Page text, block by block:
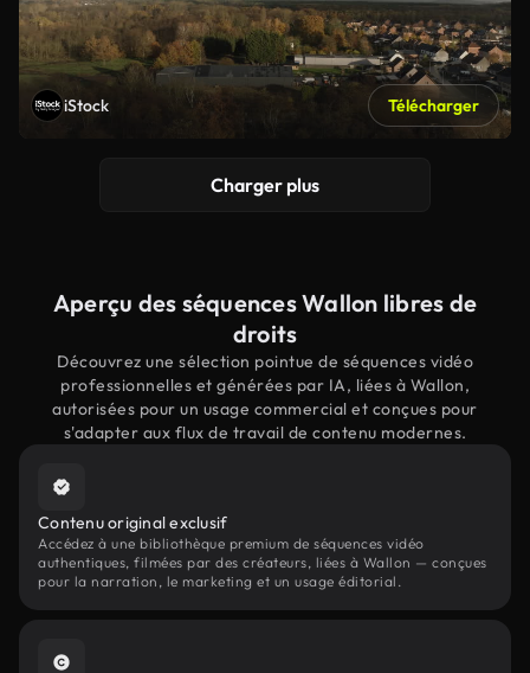
iStock Télécharger
Charger plus
Aperçu des séquences Wallon libres de
droits
Découvrez une sélection pointue de séquences vidéo
professionnelles et générées par IA, liées à Wallon,
autorisées pour un usage commercial et conçues pour
s'adapter aux flux de travail de contenu modernes.
Contenu original exclusif
Accédez à une bibliothèque premium de séquences vidéo
authentiques, filmées par des créateurs, liées à Wallon — conçues
pour la narration, le marketing et un usage éditorial.